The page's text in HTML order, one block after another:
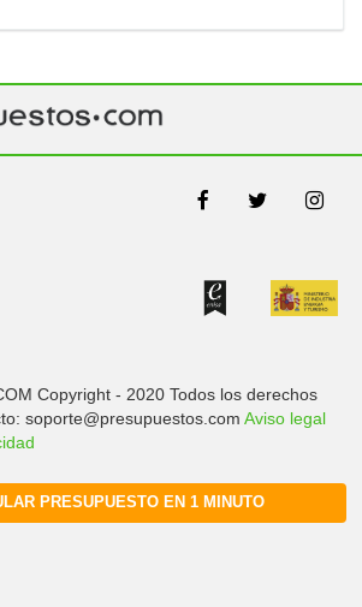
Copyright - 2020 Todos los derechos
soporte@presupuestos.com Aviso legal
PRESUPUESTO EN 1 MINUTO